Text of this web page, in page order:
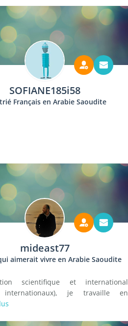
SOFIANE185i58
Français en Arabie Saoudite
mideast77
aimerait vivre en Arabie Saoudite
scientifique et international
internationaux), je travaille en